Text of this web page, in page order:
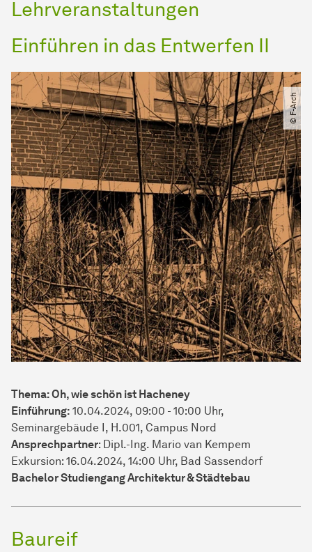
Lehrveranstaltungen
Einführen in das Entwerfen II
© F-Arch
Thema: Oh, wie schön ist Hacheney
Einführung: 10.04.2024, 09:00 - 10:00 Uhr,
Seminargebäude I, H.001, Campus Nord
Ansprechpartner: Dipl.-Ing. Mario van Kempem
Exkursion: 16.04.2024, 14:00 Uhr, Bad Sassendorf
Bachelor Studiengang Architektur & Städtebau
Baureif